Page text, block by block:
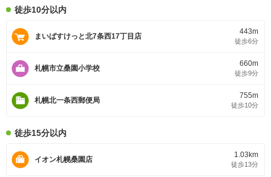
徒歩10分以内
まいばすけっと北7条西17丁目店
443m
徒歩6分
札幌市立桑園小学校
660m
徒歩9分
札幌北一条西郵便局
755m
徒歩10分
徒歩15分以内
イオン札幌桑園店
1.03km
徒歩13分